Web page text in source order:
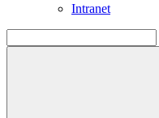
Intranet